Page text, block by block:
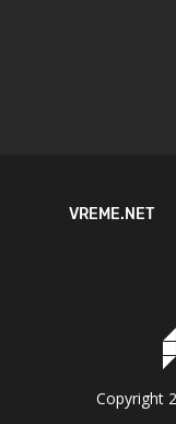
VREME.NET
Copyright